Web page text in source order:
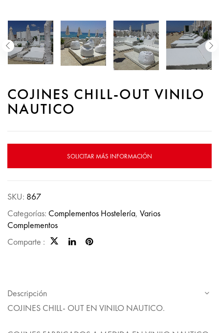
COJINES CHILL-OUT VINILO
NAUTICO
SOLICITAR MÁS INFORMACIÓN
SKU: 867
Categorías: Complementos Hostelería, Varios
Complementos
Comparte :
Descripción
COJINES CHILL- OUT EN VINILO NAUTICO.